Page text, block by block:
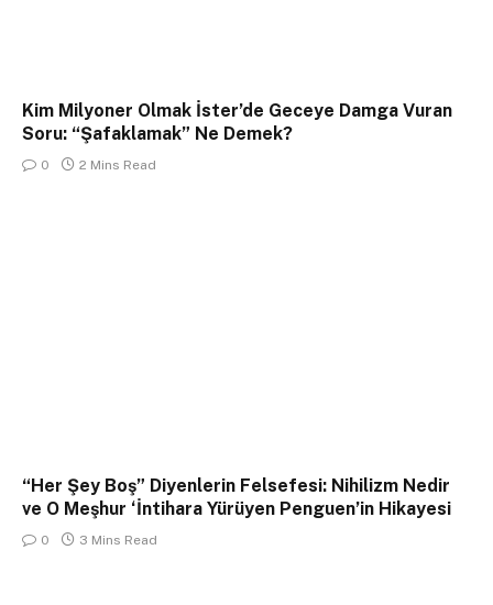
Kim Milyoner Olmak İster’de Geceye Damga Vuran
Soru: “Şafaklamak” Ne Demek?
0 2 Mins Read
“Her Şey Boş” Diyenlerin Felsefesi: Nihilizm Nedir
ve O Meşhur ‘İntihara Yürüyen Penguen’in Hikayesi
0 3 Mins Read